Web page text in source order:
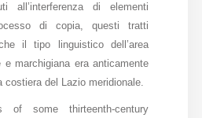
all’interferenza di elementi
di copia, questi tratti
il tipo linguistico dell’area
e marchigiana era anticamente
costiera del Lazio meridionale.
of some thirteenth-century